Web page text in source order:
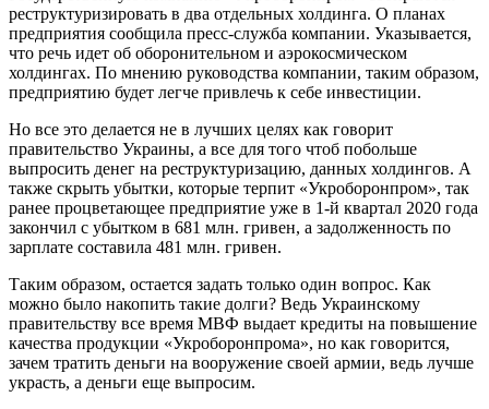
реструктуризировать в два отдельных холдинга. О планах
предприятия сообщила пресс-служба компании. Указывается,
что речь идет об оборонительном и аэрокосмическом
холдингах. По мнению руководства компании, таким образом,
предприятию будет легче привлечь к себе инвестиции.
Но все это делается не в лучших целях как говорит
правительство Украины, а все для того чтоб побольше
выпросить денег на реструктуризацию, данных холдингов. А
также скрыть убытки, которые терпит «Укроборонпром», так
ранее процветающее предприятие уже в 1-й квартал 2020 года
закончил с убытком в 681 млн. гривен, а задолженность по
зарплате составила 481 млн. гривен.
Таким образом, остается задать только один вопрос. Как
можно было накопить такие долги? Ведь Украинскому
правительству все время МВФ выдает кредиты на повышение
качества продукции «Укроборонпрома», но как говорится,
зачем тратить деньги на вооружение своей армии, ведь лучше
украсть, а деньги еще выпросим.